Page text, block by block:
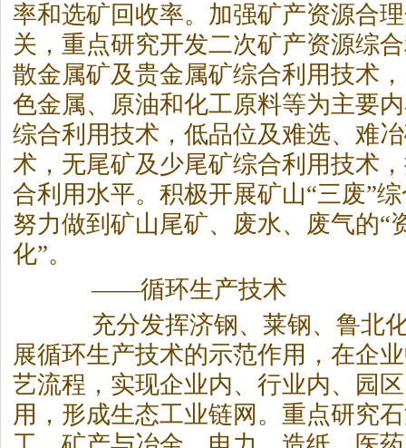
率和选矿回收率。加强矿产资源合
关，重点研究开发二次矿产资源综
散金属矿及贵金属矿综合利用技术
色金属、原油和化工原料等为主要
综合利用技术，低品位及难选、难
术，无尾矿及少尾矿综合利用技术
合利用水平。积极开展矿山“三废”
努力做到矿山尾矿、废水、废气的“
化”。
——循环生产技术
充分发挥济钢、莱钢、鲁北化
展循环生产技术的示范作用，在企
艺流程，实现企业内、行业内、园
用，形成生态工业链网。重点研究